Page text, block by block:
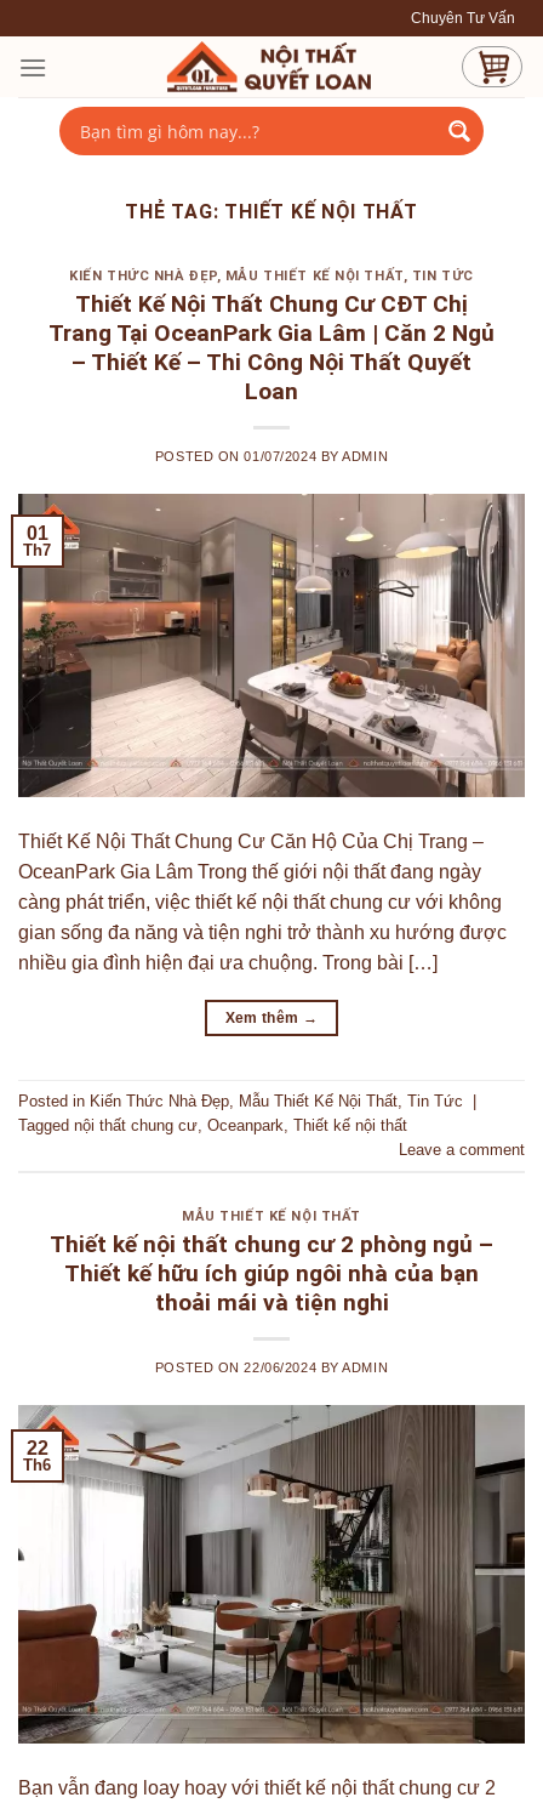
content
Chuyên Tư Vấn -
THẺ TAG: THIẾT KẾ NỘI THẤT
KIẾN THỨC NHÀ ĐẸP, MẪU THIẾT KẾ NỘI THẤT, TIN TỨC
Thiết Kế Nội Thất Chung Cư CĐT Chị
Trang Tại OceanPark Gia Lâm | Căn 2 Ngủ
– Thiết Kế – Thi Công Nội Thất Quyết
Loan
POSTED ON01/07/2024 BYADMIN
01
Th7
Thiết Kế Nội Thất Chung Cư Căn Hộ Của Chị Trang –
OceanPark Gia Lâm Trong thế giới nội thất đang ngày
càng phát triển, việc thiết kế nội thất chung cư với không
gian sống đa năng và tiện nghi trở thành xu hướng được
nhiều gia đình hiện đại ưa chuộng. Trong bài […]
Xem thêm →
Posted in Kiến Thức Nhà Đẹp Mẫu Thiết Kế Nội Thất Tin Tức
Tagged nội thất chung cư Oceanpark Thiết kế nội thất
Leave a comment
MẪU THIẾT KẾ NỘI THẤT
Thiết kế nội thất chung cư 2 phòng ngủ –
Thiết kế hữu ích giúp ngôi nhà của bạn
thoải mái và tiện nghi
POSTED ON22/06/2024 BYADMIN
22
Th6
Bạn vẫn đang loay hoay với thiết kế nội thất chung cư 2